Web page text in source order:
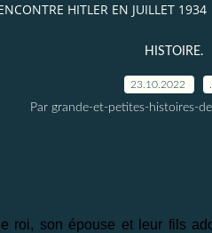
HITLER EN JUILLET 1934
HISTOIRE.
23.10.2022
Par grande-et-petites-histoires-
roi, son épouse et leur fils